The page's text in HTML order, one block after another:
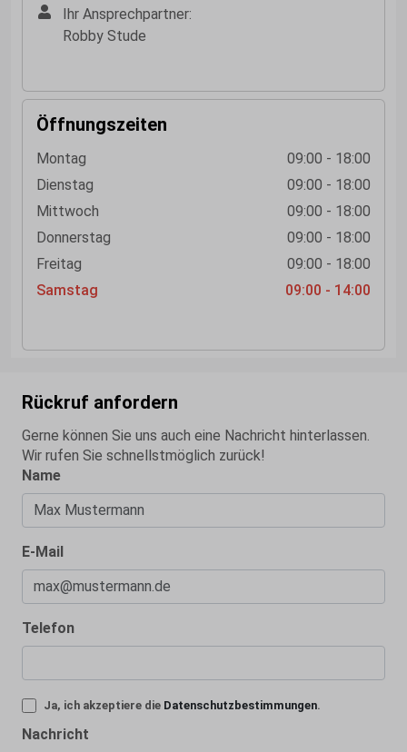
Ihr Ansprechpartner:
Robby Stude
Öffnungszeiten
Montag
09:00 - 18:00
Dienstag
09:00 - 18:00
Mittwoch
09:00 - 18:00
Donnerstag
09:00 - 18:00
Freitag
09:00 - 18:00
Samstag
09:00 - 14:00
Rückruf anfordern
Gerne können Sie uns auch eine Nachricht hinterlassen.
Wir rufen Sie schnellstmöglich zurück!
Name
E-Mail
Telefon
Ja, ich akzeptiere die Datenschutzbestimmungen.
Nachricht